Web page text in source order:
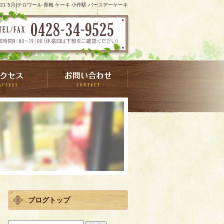
5月|テロワール 青梅 ケーキ 小作駅 バースデーケーキ
ブログトップ